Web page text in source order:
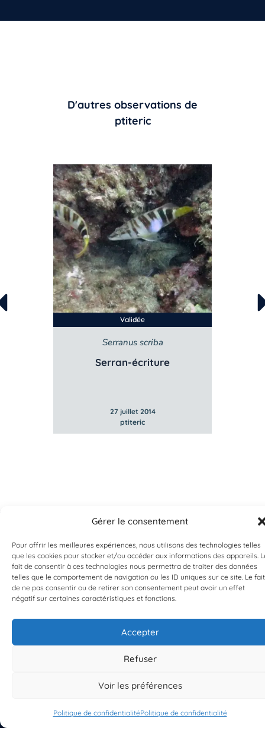
Gérer le consentement
Pour offrir les meilleures expériences, nous utilisons des technologies telles
que les cookies pour stocker et/ou accéder aux informations des appareils.
fait de consentir à ces technologies nous permettra de traiter des données
telles que le comportement de navigation ou les ID uniques sur ce site. Le fait
de ne pas consentir ou de retirer son consentement peut avoir un effet
négatif sur certaines caractéristiques et fonctions.
Accepter
Refuser
Voir les préférences
Politique de confidentialitéPolitique de confidentialité
D'autres observations de
ptiteric
Validée
Serranus scriba
Serran-écriture
27 juillet 2014
ptiteric
EST UN PROGRAMME DE
S'INSCRIRE À LA NEWSLETTER